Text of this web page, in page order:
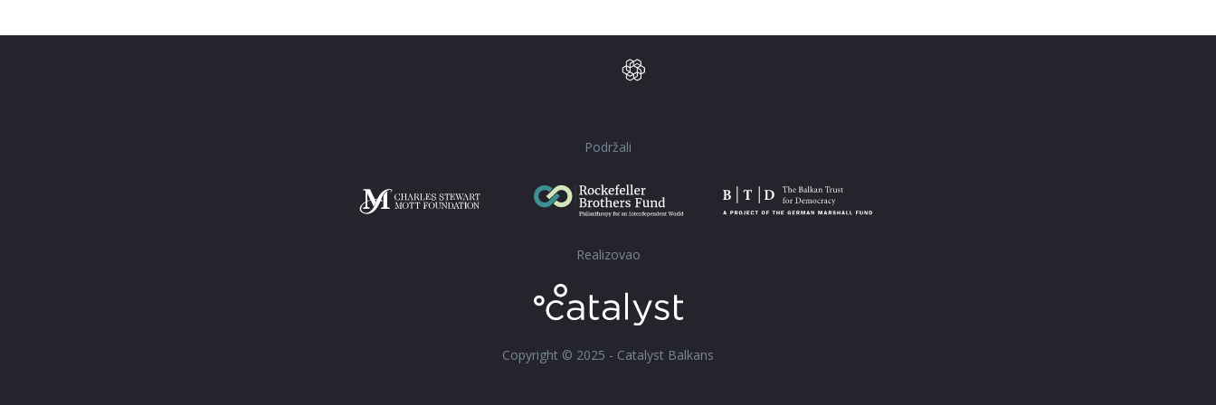
Podržali
Realizovao
Copyright © 2025 - Catalyst Balkans